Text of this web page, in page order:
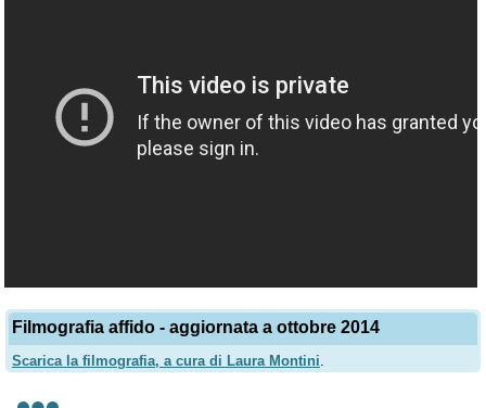
Filmografia affido - aggiornata a ottobre 2014
Scarica la filmografia, a cura di Laura Montini.